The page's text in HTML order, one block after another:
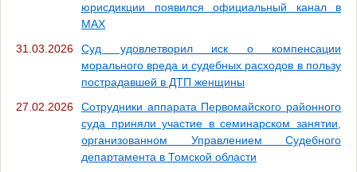
юрисдикции появился официальный канал в
MAX
31.03.2026
Суд удовлетворил иск о компенсации
морального вреда и судебных расходов в пользу
пострадавшей в ДТП женщины
27.02.2026
Сотрудники аппарата Первомайского районного
суда приняли участие в семинарском занятии,
организованном Управлением Судебного
департамента в Томской области